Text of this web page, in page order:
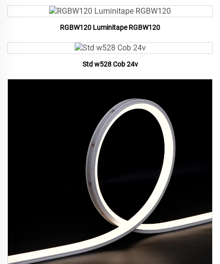
RGBW120 Luminitape RGBW120
Std w528 Cob 24v